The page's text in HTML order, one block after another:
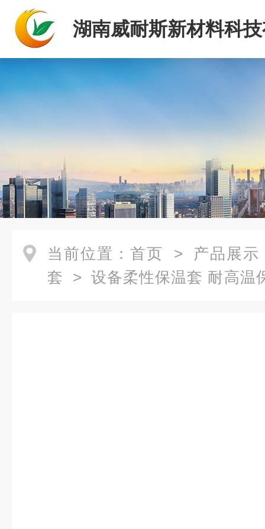
湖南威耐斯新材料科
司
当前位置： 首页 > 产品展示
套 > 设备柔性保温套 耐高温